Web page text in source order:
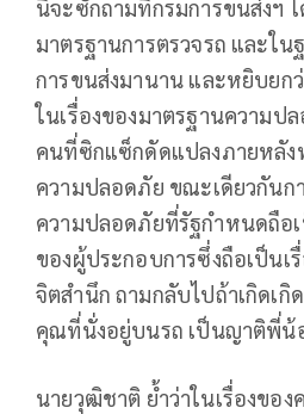
นี้จะซักถามที่กรมการขนส่งฯ โ
มาตรฐานการตรวจรถ และใน
การขนส่งมานาน และหยิบยก
ในเรื่องของมาตรฐานความป
คนที่ซิกแซ็กดัดแปลงภายหลัง
ความปลอดภัย ขณะเดียวกัน
ความปลอดภัยที่รัฐกำหนดถือ
ของผู้ประกอบการซึ่งถือเป็นเ
จิตสำนึก ถามกลับไปถ้าเกิดเ
คุณที่นั่งอยู่บนรถ เป็นญาติพี่น้อ
นายวุฒิชาติ ย้ำว่าในเรื่องขอ